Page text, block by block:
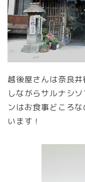
越後屋さんは奈良
しながらサルナシ
ンはお食事どころ
います！